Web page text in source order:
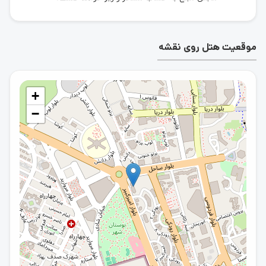
نامحدود رایگان اشاره کرد . لازم به ذکر است که امکانات کامل
شده است
سوالات متداول در مورد هتل
سورینت مریم کیش
1- هزینه رزرو هتل مریم کیش چقدر است؟
هزینه رزروهتل سورینت مریم کیشبسته به انتخاب نوع اتاق،
تعداد نفرات و تاریخ رزرو، مدت زمان اقامت متغیر است.
جهت کسب اطلاعات بیشتر می توانید به صفحه رزرو هتل
مریم کیش سه کلیک مراجعه کرده و از قیمترزرو هتل
متناسب با تاریخ سفر و تعداد نفرات مطلع شوید.
2-آدرس هتل مریم کیش کجاست؟
هتل 4 ستاره مریم کیش در میدان امیرکبیر جزیره کیش قرار
دارد
3- هتل مریم کیش چه اتاق هایی دارد؟
موقعیت هتل روی نقشه
+
−